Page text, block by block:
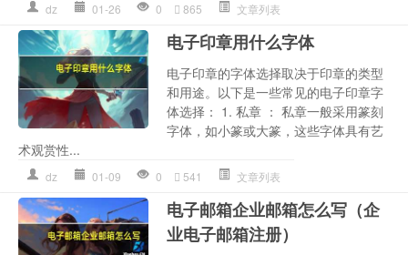
dz 01-26 0 865 文章列表
电子印章用什么字体
电子印章的字体选择取决于印章的类型
和用途。以下是一些常见的电子印章字
体选择： 1. 私章 ： 私章一般采用篆刻
字体，如小篆或大篆，这些字体具有艺
术观赏性...
dz 01-09 0 541 文章列表
电子邮箱企业邮箱怎么写（企
业电子邮箱注册）